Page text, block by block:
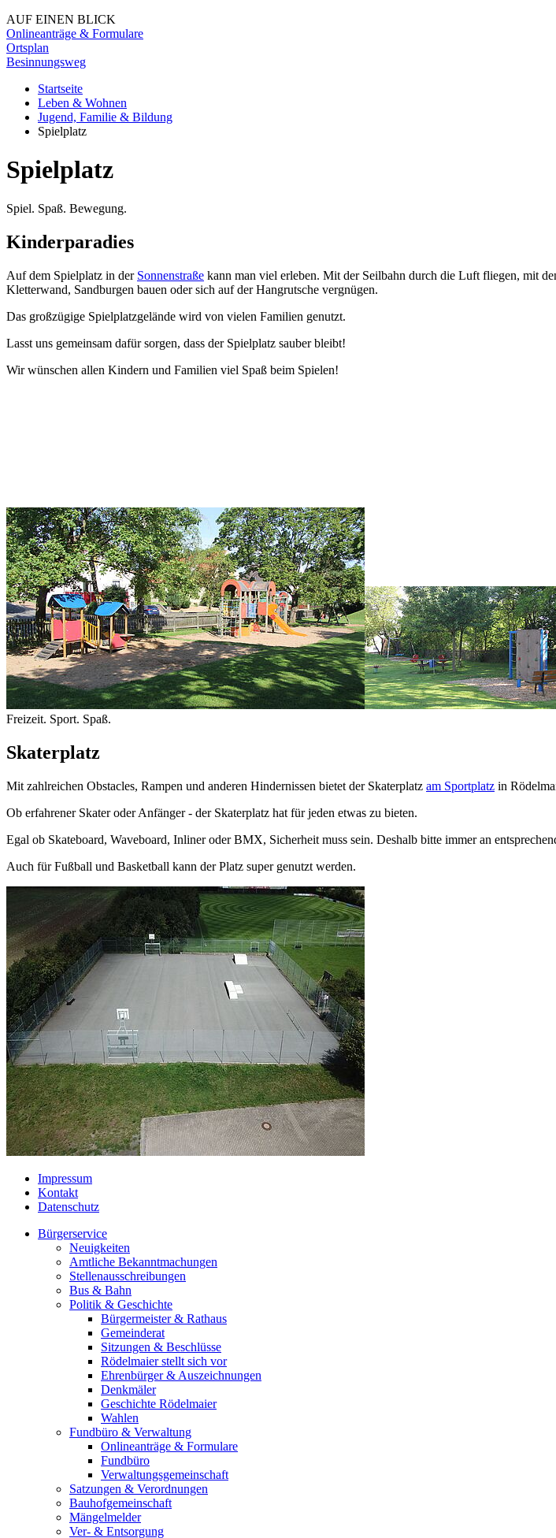
AUF EINEN BLICK
Onlineanträge & Formulare
Ortsplan
Besinnungsweg
Startseite
Leben & Wohnen
Jugend, Familie & Bildung
Spielplatz
Spielplatz
Spiel. Spaß. Bewegung.
Kinderparadies
Auf dem Spielplatz in der Sonnenstraße kann man viel erleben. Mit der Seilbahn durch die Luft fliegen, mit
Kletterwand, Sandburgen bauen oder sich auf der Hangrutsche vergnügen.
Das großzügige Spielplatzgelände wird von vielen Familien genutzt.
Lasst uns gemeinsam dafür sorgen, dass der Spielplatz sauber bleibt!
Wir wünschen allen Kindern und Familien viel Spaß beim Spielen!
Freizeit. Sport. Spaß.
Skaterplatz
Mit zahlreichen Obstacles, Rampen und anderen Hindernissen bietet der Skaterplatz am Sportplatz in
Ob erfahrener Skater oder Anfänger - der Skaterplatz hat für jeden etwas zu bieten.
Egal ob Skateboard, Waveboard, Inliner oder BMX, Sicherheit muss sein. Deshalb bitte immer an
Auch für Fußball und Basketball kann der Platz super genutzt werden.
Impressum
Kontakt
Datenschutz
Bürgerservice
Neuigkeiten
Amtliche Bekanntmachungen
Stellenausschreibungen
Bus & Bahn
Politik & Geschichte
Bürgermeister & Rathaus
Gemeinderat
Sitzungen & Beschlüsse
Rödelmaier stellt sich vor
Ehrenbürger & Auszeichnungen
Denkmäler
Geschichte Rödelmaier
Wahlen
Fundbüro & Verwaltung
Onlineanträge & Formulare
Fundbüro
Verwaltungsgemeinschaft
Satzungen & Verordnungen
Bauhofgemeinschaft
Mängelmelder
Ver- & Entsorgung